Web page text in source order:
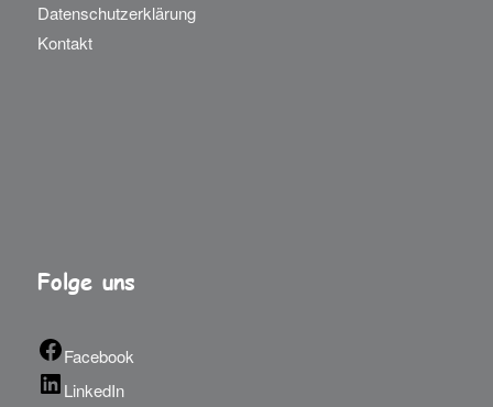
Datenschutzerklärung
Kontakt
Folge uns
Facebook
LinkedIn